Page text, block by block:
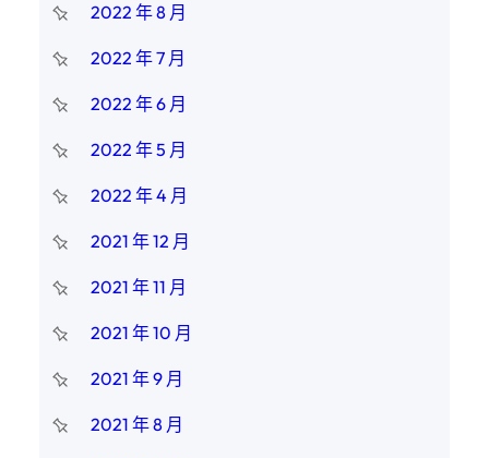
2022 年 8 月
2022 年 7 月
2022 年 6 月
2022 年 5 月
2022 年 4 月
2021 年 12 月
2021 年 11 月
2021 年 10 月
2021 年 9 月
2021 年 8 月